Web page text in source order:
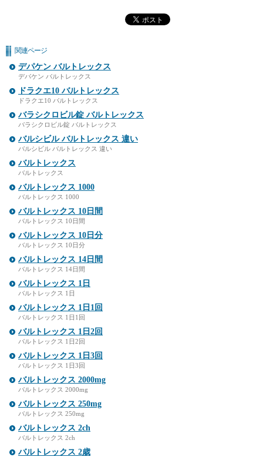
関連ページ
デパケン バルトレックス
デパケン バルトレックス
ドラクエ10 バルトレックス
ドラクエ10 バルトレックス
バラシクロビル錠 バルトレックス
バラシクロビル錠 バルトレックス
バルシビル バルトレックス 違い
バルシビル バルトレックス 違い
バルトレックス
バルトレックス
バルトレックス 1000
バルトレックス 1000
バルトレックス 10日間
バルトレックス 10日間
バルトレックス 10日分
バルトレックス 10日分
バルトレックス 14日間
バルトレックス 14日間
バルトレックス 1日
バルトレックス 1日
バルトレックス 1日1回
バルトレックス 1日1回
バルトレックス 1日2回
バルトレックス 1日2回
バルトレックス 1日3回
バルトレックス 1日3回
バルトレックス 2000mg
バルトレックス 2000mg
バルトレックス 250mg
バルトレックス 250mg
バルトレックス 2ch
バルトレックス 2ch
バルトレックス 2歳